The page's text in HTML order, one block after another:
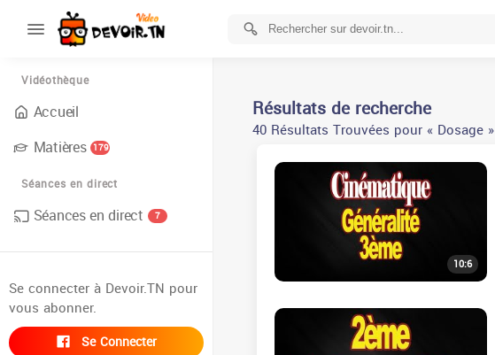
Vidéothèque
Accueil
Matières 179
Séances en direct
Séances en direct 7
Se connecter à Devoir.TN pour
vous abonner.
Se Connecter
Résultats de recherche
40 Résultats Trouvées pour « Dosage »
10:6